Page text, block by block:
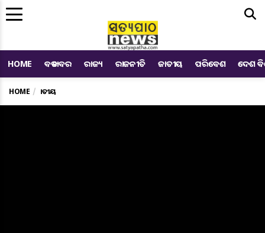
HOME ବଡ ଖବର ରାଜ୍ୟ ରାଜନୀତି ଜାତୀୟ ପରିବେଶ ଦେଶ
HOME ଜାତୀୟ